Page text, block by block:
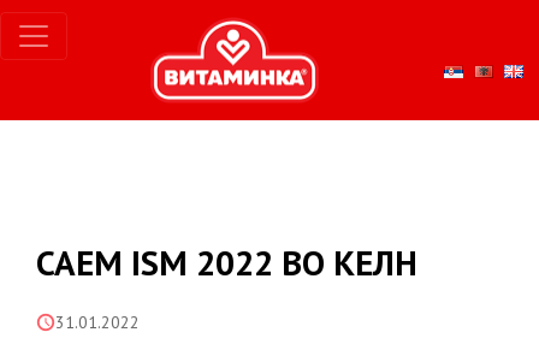
САЕМ ISM 2022 ВО КЕЛН
31.01.2022